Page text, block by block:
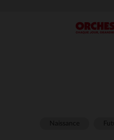
Menu